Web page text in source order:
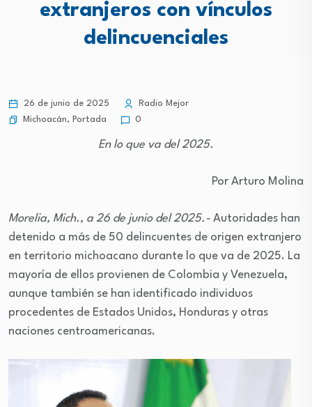
extranjeros con vínculos
delincuenciales
26 de junio de 2025
Radio Mejor
Michoacán, Portada 0
En lo que va del 2025.
Por Arturo Molina
Morelia, Mich., a 26 de junio del 2025.- Autoridades han
detenido a más de 50 delincuentes de origen extranjero
en territorio michoacano durante lo que va de 2025. La
mayoría de ellos provienen de Colombia y Venezuela,
aunque también se han identificado individuos
procedentes de Estados Unidos, Honduras y otras
naciones centroamericanas.